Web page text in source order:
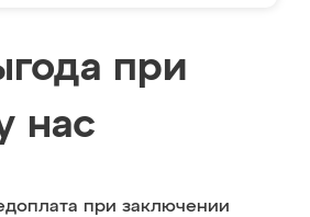
при
нас
при заключении